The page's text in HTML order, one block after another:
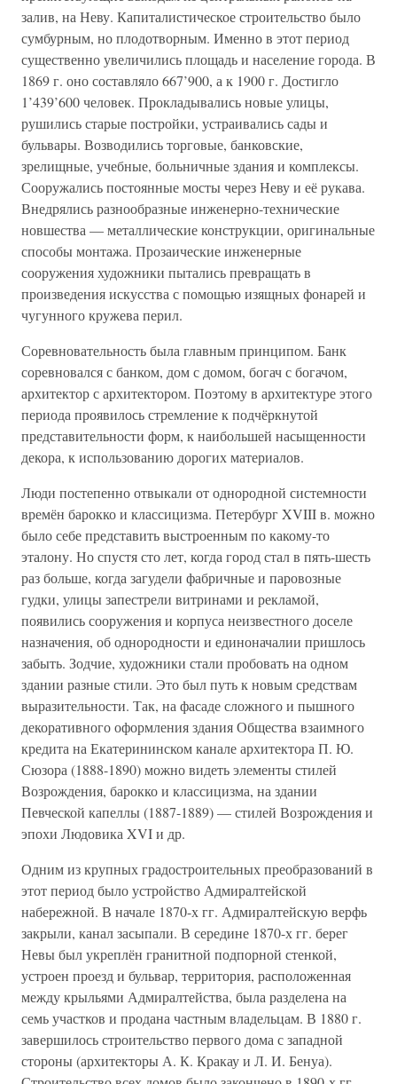
залив, на Неву. Капиталистическое строительство было
сумбурным, но плодотворным. Именно в этот период
существенно увеличились площадь и население города. В
1869 г. оно составляло 667’900, а к 1900 г. Достигло
1’439’600 человек. Прокладывались новые улицы,
рушились старые постройки, устраивались сады и
бульвары. Возводились торговые, банковские,
зрелищные, учебные, больничные здания и комплексы.
Сооружались постоянные мосты через Неву и её рукава.
Внедрялись разнообразные инженерно-технические
новшества — металлические конструкции, оригинальные
способы монтажа. Прозаические инженерные
сооружения художники пытались превращать в
произведения искусства с помощью изящных фонарей и
чугунного кружева перил.
Соревновательность была главным принципом. Банк
соревновался с банком, дом с домом, богач с богачом,
архитектор с архитектором. Поэтому в архитектуре этого
периода проявилось стремление к подчёркнутой
представительности форм, к наибольшей насыщенности
декора, к использованию дорогих материалов.
Люди постепенно отвыкали от однородной системности
времён барокко и классицизма. Петербург XVIII в. можно
было себе представить выстроенным по какому-то
эталону. Но спустя сто лет, когда город стал в пять-шесть
раз больше, когда загудели фабричные и паровозные
гудки, улицы запестрели витринами и рекламой,
появились сооружения и корпуса неизвестного доселе
назначения, об однородности и единоначалии пришлось
забыть. Зодчие, художники стали пробовать на одном
здании разные стили. Это был путь к новым средствам
выразительности. Так, на фасаде сложного и пышного
декоративного оформления здания Общества взаимного
кредита на Екатерининском канале архитектора П. Ю.
Сюзора (1888-1890) можно видеть элементы стилей
Возрождения, барокко и классицизма, на здании
Певческой капеллы (1887-1889) — стилей Возрождения и
эпохи Людовика XVI и др.
Одним из крупных градостроительных преобразований в
этот период было устройство Адмиралтейской
набережной. В начале 1870-х гг. Адмиралтейскую верфь
закрыли, канал засыпали. В середине 1870-х гг. берег
Невы был укреплён гранитной подпорной стенкой,
устроен проезд и бульвар, территория, расположенная
между крыльями Адмиралтейства, была разделена на
семь участков и продана частным владельцам. В 1880 г.
завершилось строительство первого дома с западной
стороны (архитекторы А. К. Кракау и Л. И. Бенуа).